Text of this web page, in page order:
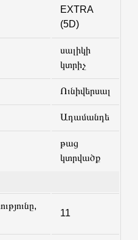
EXTRA
(5D)
սալիկի
կտրիչ
Ունիվերսալ
Ադամանդե
թաց
կտրվածք
11